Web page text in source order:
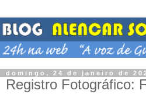
domingo, 24 de janeiro de
Registro Fotográfico: